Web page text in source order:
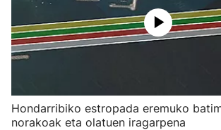
Herri-kirolak
Eskubaloia
Kirolak 360
Hondarribiko estropada eremuko
norakoak eta olatuen iragarpena